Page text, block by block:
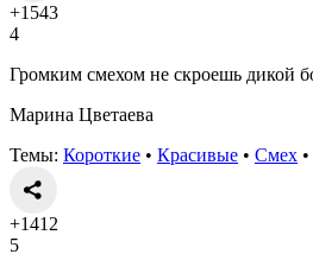
+1543
4
Громким смехом не скроешь дикой
Марина Цветаева
Темы: Короткие • Красивые • Смех •
+1412
5